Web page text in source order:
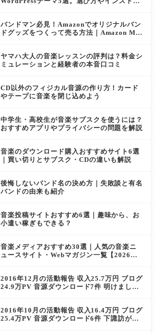
バンドマン必見！Amazonでオリジナルバン
ドグッズをつくって売る方法｜Amazon Mer
ヤマハ大人の音楽レッスンの評判は？料金シ
ミュレーションと経験者の本音口コミ
CD以外のフィジカル音源の作り方！カード
やテープに音楽を閉じ込めよう
中学生・高校生が音楽サブスクを使うには？
おすすめアプリやプライバシーの問題を解説
音楽のダウンロード購入おすすめサイト6選
｜買い切りとサブスク・CDの違いも解説
後悔しないバンド名の決め方｜失敗談と有名
バンドの由来も紹介
音楽投稿サイトおすすめ6選｜趣味から、お
小遣い稼ぎもできる？
音楽メディアおすすめ30選｜人気の音楽ニ
ュースサイト・Webマガジン一覧【2026年
2016年12月の活動報告 収入25.7万円 ブログ
24.9万PV 音源ダウンロード7件 明けまして
2016年10月の活動報告 収入16.4万円 ブログ
25.4万PV 音源ダウンロード6件 下諏訪が楽